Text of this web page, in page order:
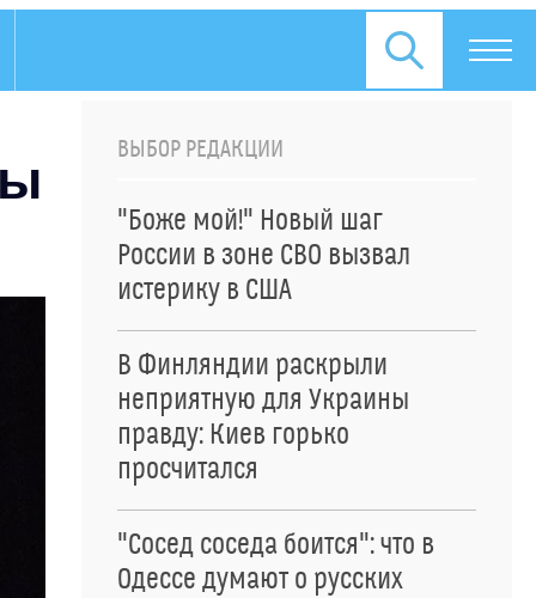
ВЫБОР РЕДАКЦИИ
"Боже мой!" Новый шаг
России в зоне СВО вызвал
истерику в США
В Финляндии раскрыли
неприятную для Украины
правду: Киев горько
просчитался
"Сосед соседа боится": что в
Одессе думают о русских